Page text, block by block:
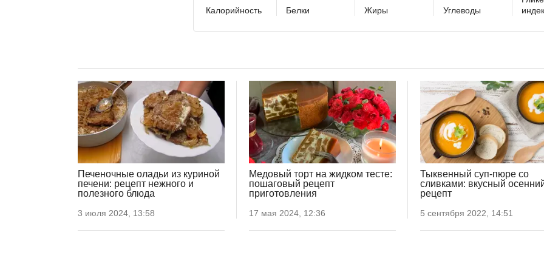
Калорийность Белки Жиры Углеводы
Печеночные оладьи из куриной
печени: рецепт нежного и
полезного блюда
3 июля 2024, 13:58
Медовый торт на жидком тесте:
пошаговый рецепт
приготовления
17 мая 2024, 12:36
Тыквенный суп-пюре со
сливками: вкусный
рецепт
5 сентября 2022, 14:51